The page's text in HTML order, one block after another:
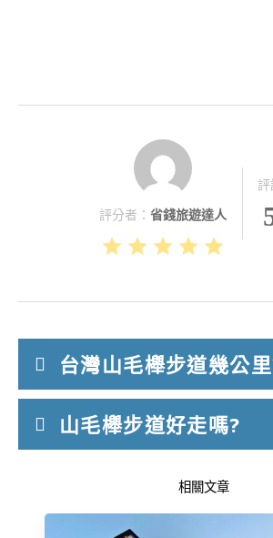
評分者： 省錢旅遊達人
台灣山毛櫸步道幾公
山毛櫸步道好走嗎?
相關文章